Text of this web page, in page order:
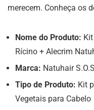
merecem. Conheça os
Nome do Produto:
Rícino + Alecrim
Marca: Natuhair
Tipo de Produto: Kit
Vegetais para Cabelo